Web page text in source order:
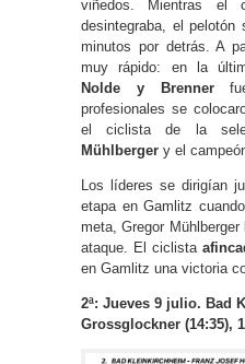
viñedos. Mientras el
desintegraba, el pelotón
minutos por detrás. A
muy rápido: en la
Nolde y Brenner
profesionales se
el ciclista de la
Mühlberger y el
Los líderes se dirigían
etapa en Gamlitz
meta, Gregor
ataque. El ciclista
en Gamlitz una victoria
2ª: Jueves 9 julio. Bad
Grossglockner (14:35),